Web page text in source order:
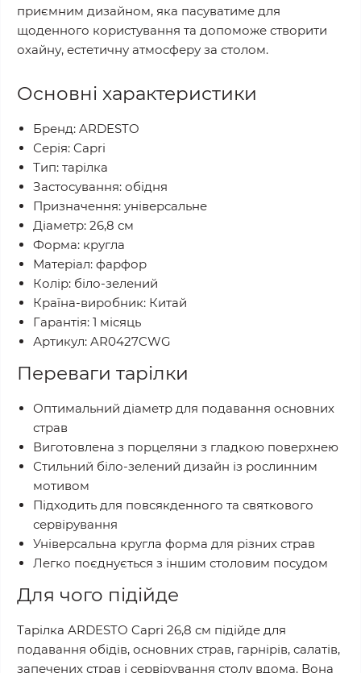
приємним дизайном, яка пасуватиме для
щоденного користування та допоможе створити
охайну, естетичну атмосферу за столом.
Основні характеристики
Бренд: ARDESTO
Серія: Capri
Тип: тарілка
Застосування: обідня
Призначення: універсальне
Діаметр: 26,8 см
Форма: кругла
Матеріал: фарфор
Колір: біло-зелений
Країна-виробник: Китай
Гарантія: 1 місяць
Артикул: AR0427CWG
Переваги тарілки
Оптимальний діаметр для подавання основних
страв
Виготовлена з порцеляни з гладкою поверхнею
Стильний біло-зелений дизайн із рослинним
мотивом
Підходить для повсякденного та святкового
сервірування
Універсальна кругла форма для різних страв
Легко поєднується з іншим столовим посудом
Для чого підійде
Тарілка ARDESTO Capri 26,8 см підійде для
подавання обідів, основних страв, гарнірів, салатів,
запечених страв і сервірування столу вдома. Вона